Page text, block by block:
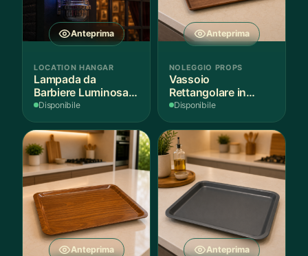
Anteprima
LOCATION HANGAR
Lampada da
Barbiere Luminosa
Rotante
Disponibile
Anteprima
NOLEGGIO PROPS
Vassoio
Rettangolare in
Legno Scuro
Disponibile
Anteprima Anteprima